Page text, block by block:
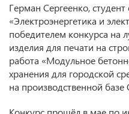
Герман Сергеенко,
«Электроэнергетика и
победителем конкурса на
изделия для печати на
работа «Модульное
хранения для городской
на производственной